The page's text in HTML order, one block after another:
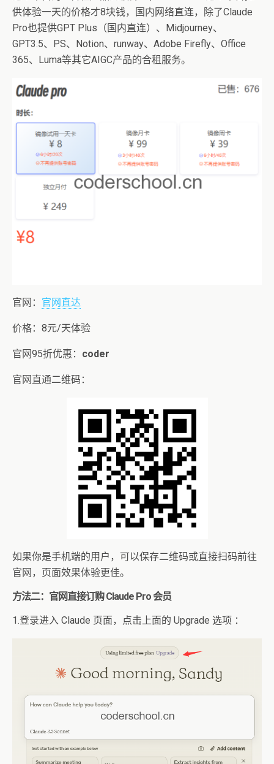
供体验一天的价格才8块钱，国内网络直连，除了Claude
Pro也提供GPT Plus（国内直连）、Midjourney、
GPT3.5、PS、Notion、runway、Adobe Firefly、Office
365、Luma等其它AIGC产品的合租服务。
官网： 官网直达
价格：8元/天体验
官网95折优惠： coder
官网直通二维码：
如果你是手机端的用户，可以保存二维码或直接扫码前往
官网，页面效果体验更佳。
方法二：官网直接订购 Claude Pro 会员
1.登录进入 Claude 页面，点击上面的 Upgrade 选项 ：